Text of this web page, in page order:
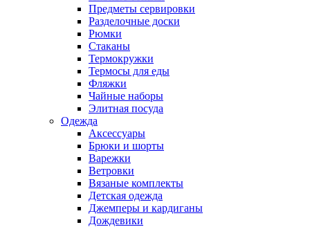
Предметы сервировки
Разделочные доски
Рюмки
Стаканы
Термокружки
Термосы для еды
Фляжки
Чайные наборы
Элитная посуда
Одежда
Аксессуары
Брюки и шорты
Варежки
Ветровки
Вязаные комплекты
Детская одежда
Джемперы и кардиганы
Дождевики